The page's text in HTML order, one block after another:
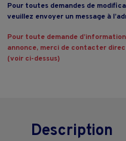
Pour toutes demandes de
veuillez envoyer un message à
Pour toute demande
annonce, merci de contacter
(voir ci-dessus)
Description